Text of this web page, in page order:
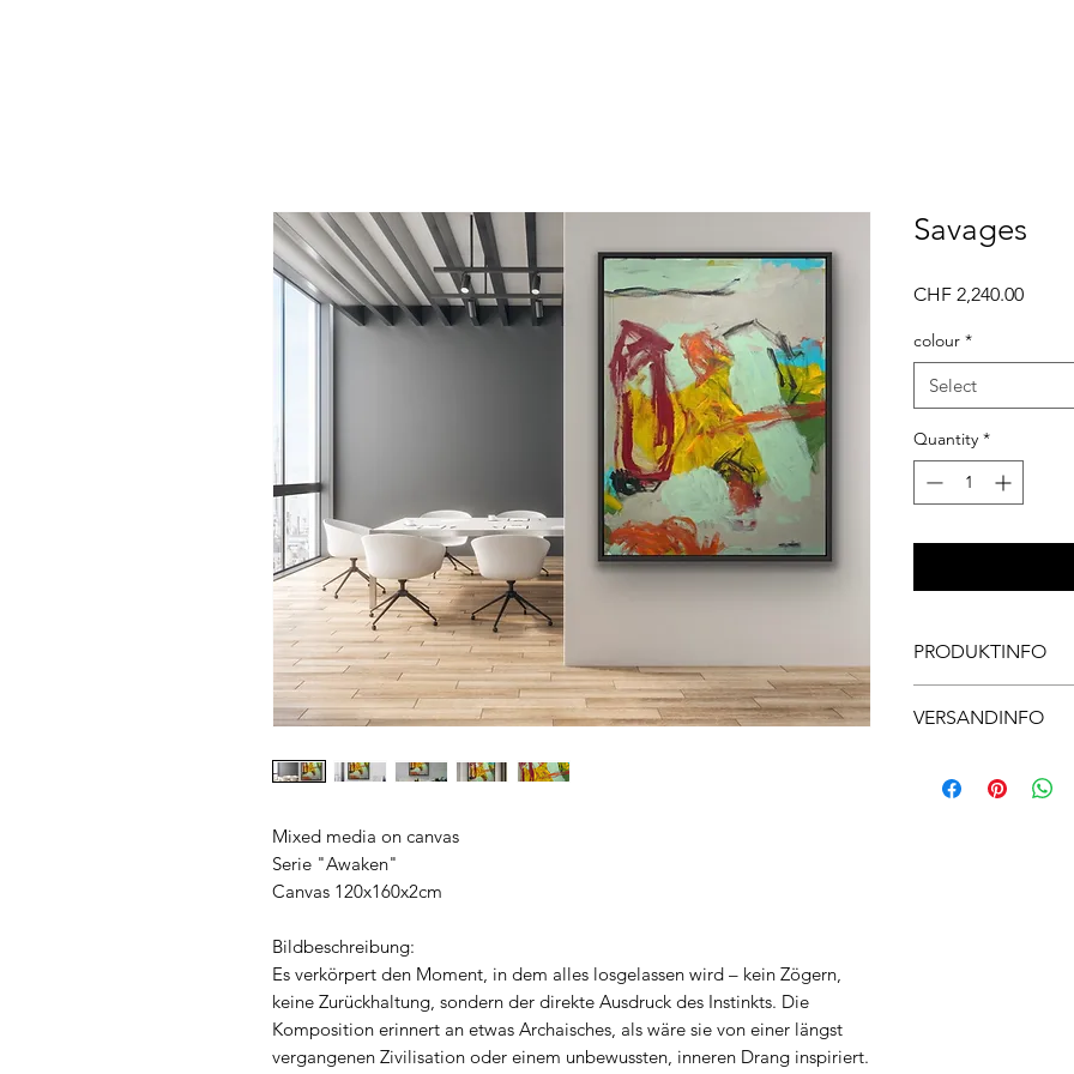
Mixed media on canvas
Serie "Awaken"
Canvas 120x160x2cm
Bildbeschreibung:
Es verkörpert den Moment, in dem alles losgelassen wird – kein Zögern,
keine Zurückhaltung, sondern der direkte Ausdruck des Instinkts. Die
Komposition erinnert an etwas Archaisches, als wäre sie von einer längst
vergangenen Zivilisation oder einem unbewussten, inneren Drang inspiriert.
Savages
CHF 2,240.00Price
colour *
Select
Quantity *
PRODUKTINFO
Masse: 120x160x2cm
VERSANDINFO
Je nach Gewicht